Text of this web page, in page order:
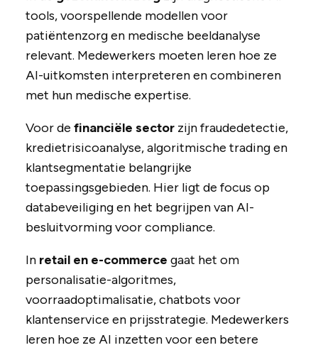
tools, voorspellende modellen voor
patiëntenzorg en medische beeldanalyse
relevant. Medewerkers moeten leren hoe ze
AI-uitkomsten interpreteren en combineren
met hun medische expertise.
Voor de financiële sectorzijn fraudedetectie,
kredietrisicoanalyse, algoritmische trading en
klantsegmentatie belangrijke
toepassingsgebieden. Hier ligt de focus op
databeveiliging en het begrijpen van AI-
besluitvorming voor compliance.
In retail en e-commerce gaat het om
personalisatie-algoritmes,
voorraadoptimalisatie, chatbots voor
klantenservice en prijsstrategie. Medewerkers
leren hoe ze AI inzetten voor een betere